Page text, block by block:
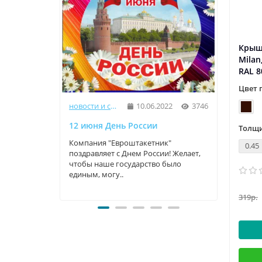
новости и статьи 10.06.2022 3746
12 июня День России
Компания "Евроштакетник"
поздравляет с Днем России! Желает,
чтобы наше государство было
единым, могу..
9
RAL
Цвет
0.45
319р.